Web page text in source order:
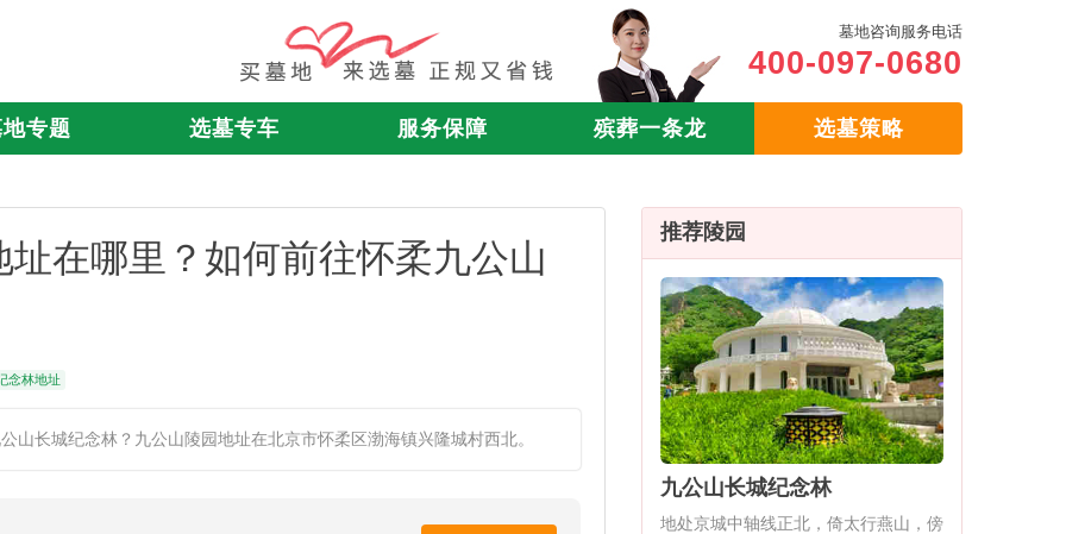
墓地咨询服务电话
400-097-0680
专题 选墓专车 服务保障 殡葬一条龙 选墓策略
在哪里？如何前往怀柔九公山
念林地址
山长城纪念林？九公山陵园地址在北京市怀柔区渤海镇兴隆城村西北。
推荐陵园
九公山长城纪念林
地处京城中轴线正北，倚太行燕山，傍